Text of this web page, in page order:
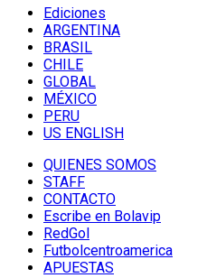
Ediciones
ARGENTINA
BRASIL
CHILE
GLOBAL
MÉXICO
PERU
US ENGLISH
QUIENES SOMOS
STAFF
CONTACTO
Escribe en Bolavip
RedGol
Futbolcentroamerica
APUESTAS